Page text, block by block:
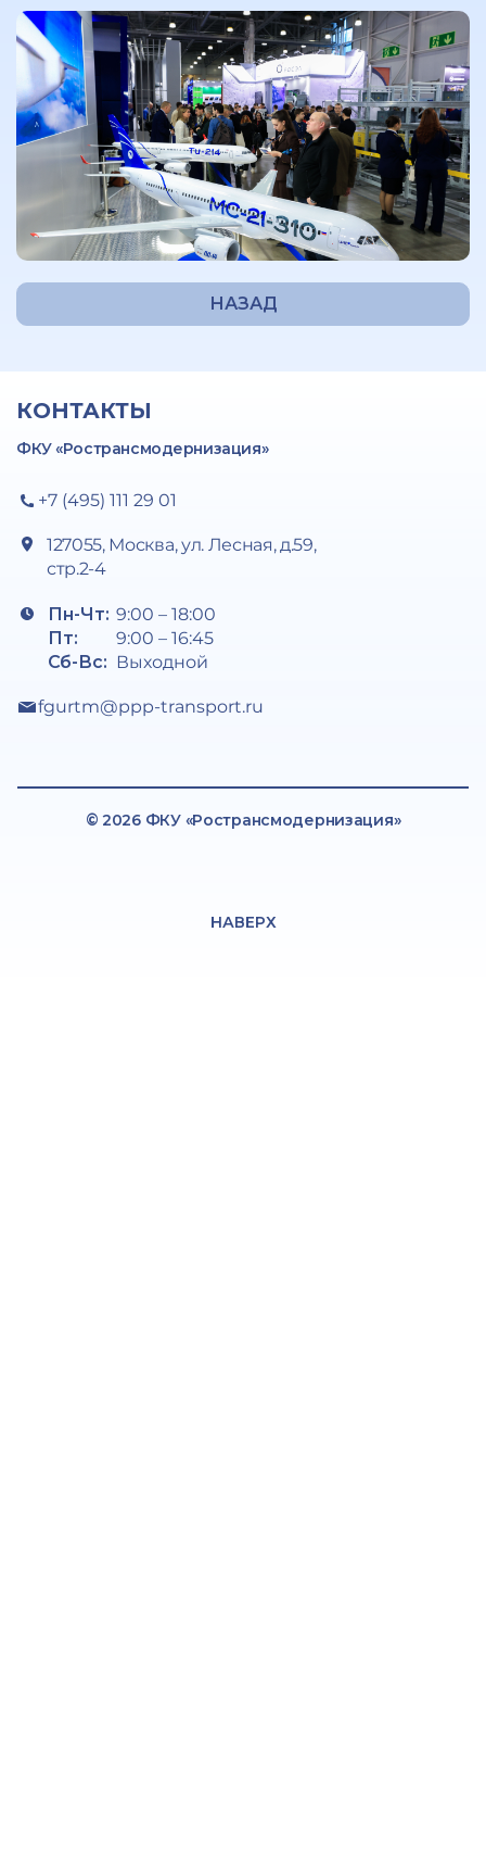
НАЗАД
КОНТАКТЫ
ФКУ «Ространсмодернизация»
+7 (495) 111 29 01
127055, Москва, ул. Лесная, д.59,
стр.2-4
Пн-Чт:
Пт:
Сб-Вс:
9:00 – 18:00
9:00 – 16:45
Выходной
fgurtm@ppp-transport.ru
© 2026 ФКУ «Ространсмодернизация»
НАВЕРХ